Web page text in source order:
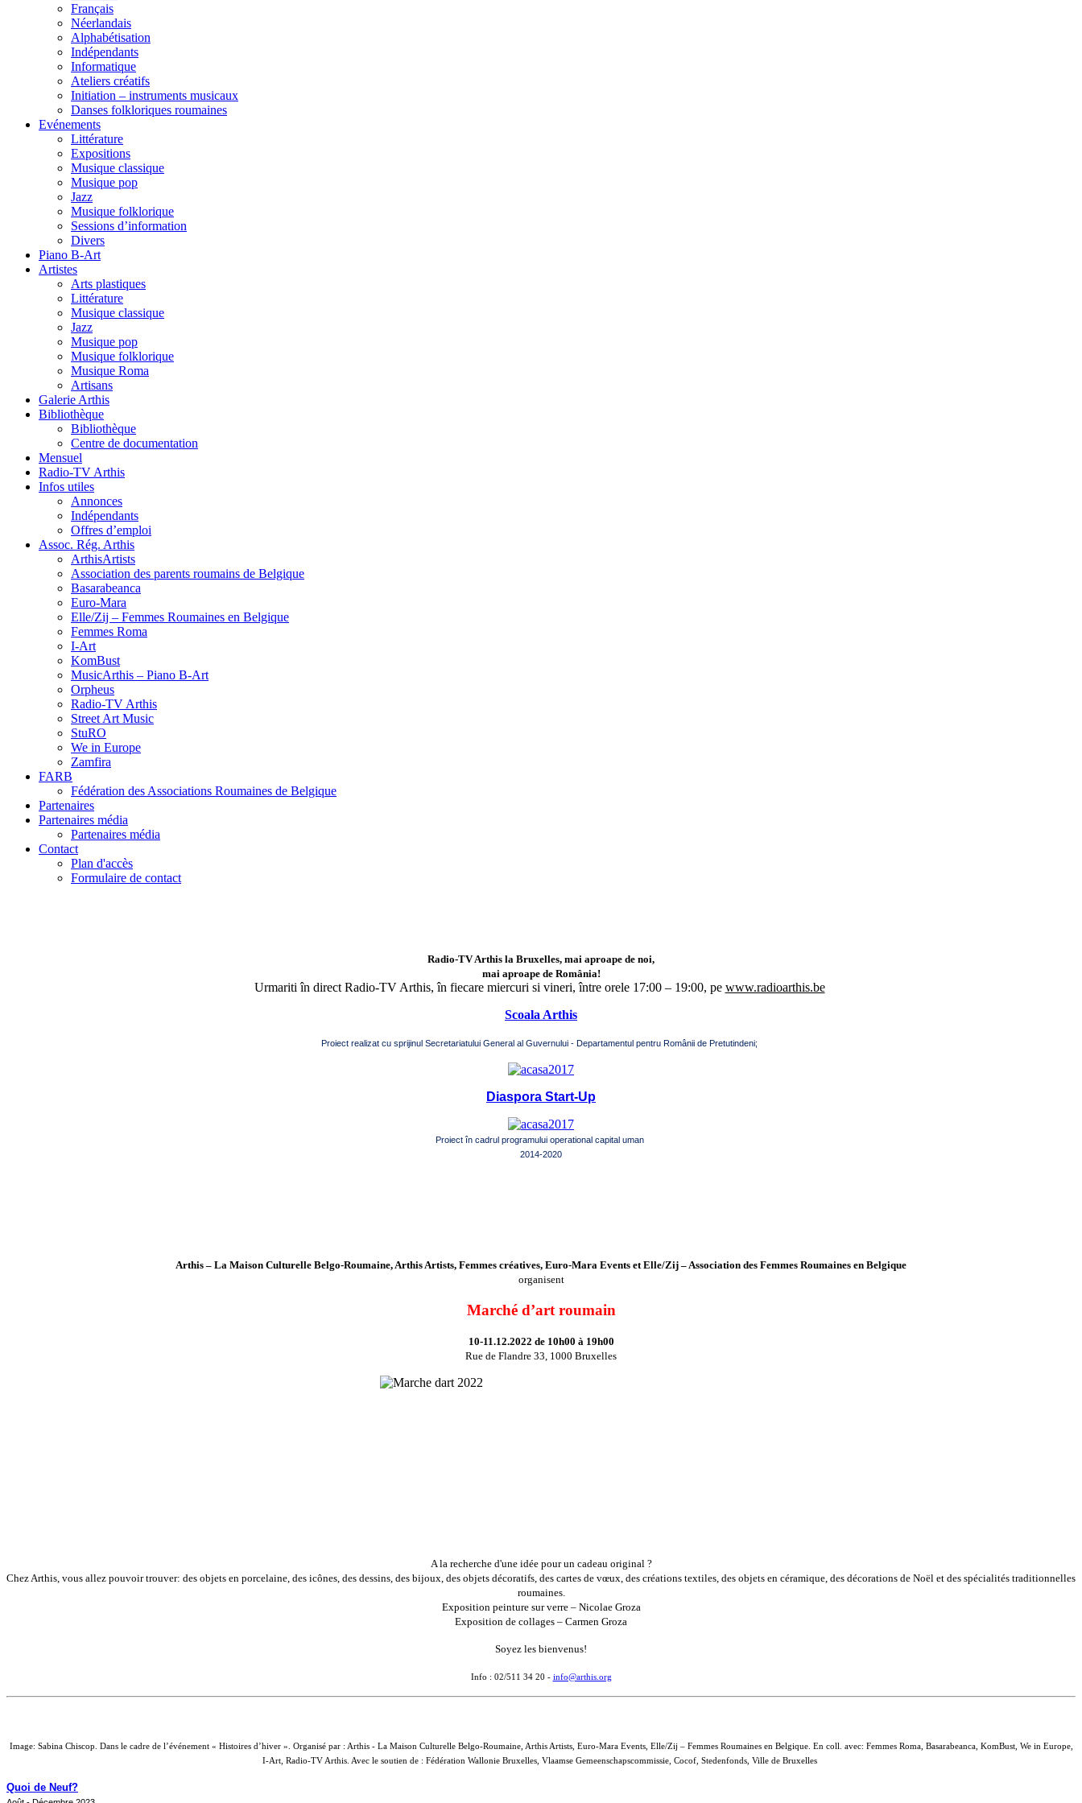
Français
Néerlandais
Alphabétisation
Indépendants
Informatique
Ateliers créatifs
Initiation – instruments musicaux
Danses folkloriques roumaines
Evénements
Littérature
Expositions
Musique classique
Musique pop
Jazz
Musique folklorique
Sessions d’information
Divers
Piano B-Art
Artistes
Arts plastiques
Littérature
Musique classique
Jazz
Musique pop
Musique folklorique
Musique Roma
Artisans
Galerie Arthis
Bibliothèque
Bibliothèque
Centre de documentation
Mensuel
Radio-TV Arthis
Infos utiles
Annonces
Indépendants
Offres d’emploi
Assoc. Rég. Arthis
ArthisArtists
Association des parents roumains de Belgique
Basarabeanca
Euro-Mara
Elle/Zij – Femmes Roumaines en Belgique
Femmes Roma
I-Art
KomBust
MusicArthis – Piano B-Art
Orpheus
Radio-TV Arthis
Street Art Music
StuRO
We in Europe
Zamfira
FARB
Fédération des Associations Roumaines de Belgique
Partenaires
Partenaires média
Partenaires média
Contact
Plan d'accès
Formulaire de contact
Radio-TV Arthis la Bruxelles, mai aproape de noi,
mai aproape de România!
Urmariti în direct Radio-TV Arthis, în fiecare miercuri si vineri, între orele 17:00 – 19:00, pe www.radioarthis.be
Scoala Arthis
Proiect realizat cu sprijinul Secretariatului General al Guvernului - Departamentul pentru Românii de Pretutindeni;
Diaspora Start-Up
Proiect în cadrul programului operational capital uman
2014-2020
Arthis – La Maison Culturelle Belgo-Roumaine, Arthis Artists, Femmes créatives, Euro-Mara Events et Elle/Zij – Association des Femmes Roumaines en Belgique
organisent
Marché d’art roumain
10-11.12.2022 de 10h00 à 19h00
Rue de Flandre 33, 1000 Bruxelles
A la recherche d'une idée pour un cadeau original ?
Chez Arthis, vous allez pouvoir trouver: des objets en porcelaine, des icônes, des dessins, des bijoux, des objets décoratifs, des cartes de vœux, des créations textiles, des objets en céramique, des décorations de Noël et des spécialités traditionnelles
roumaines.
Exposition peinture sur verre – Nicolae Groza
Exposition de collages – Carmen Groza
Soyez les bienvenus!
Info : 02/511 34 20 - info@arthis.org
Image: Sabina Chiscop. Dans le cadre de l’événement « Histoires d’hiver ». Organisé par : Arthis - La Maison Culturelle Belgo-Roumaine, Arthis Artists, Euro-Mara Events, Elle/Zij – Femmes Roumaines en Belgique. En coll. avec: Femmes Roma, Basarabeanca, KomBust, We in Europe,
I-Art, Radio-TV Arthis. Avec le soutien de : Fédération Wallonie Bruxelles, Vlaamse Gemeenschapscommissie, Cocof, Stedenfonds, Ville de Bruxelles
Quoi de Neuf?